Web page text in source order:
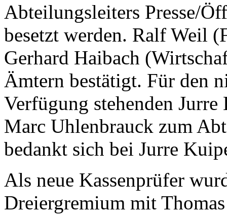
Abteilungsleiters Presse/
besetzt werden. Ralf Weil
Gerhard Haibach
Ämtern bestätigt. Für den
Verfügung stehenden
Marc Uhlenbrauck zum
bedankt sich bei Jurre
Als neue Kassenprüfer
Dreiergremium mit